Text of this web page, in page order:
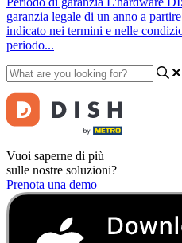
garanzia legale di un anno a
indicato nei termini e nelle
periodo...
Vuoi saperne di più
sulle nostre soluzioni?
Prenota una demo